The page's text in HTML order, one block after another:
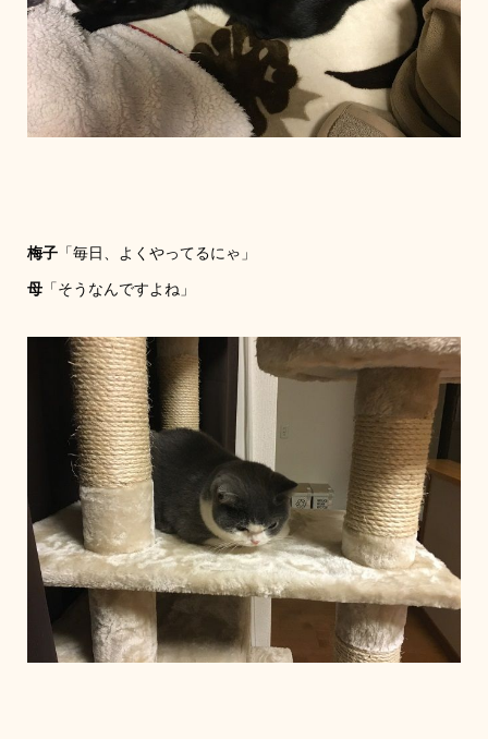
梅子「毎日、よくやってるにゃ」
母「そうなんですよね」